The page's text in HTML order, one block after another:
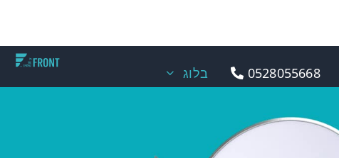
0528055668⁩ בלוג